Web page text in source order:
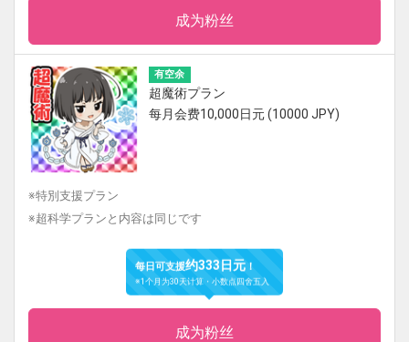
成为粉丝
有空余
超魔術プラン
每月会费10,000日元 (10000 JPY)
※特別支援プラン
※超科学プランと内容は同じです
每日可支援约333日元 ！
※1个月为30天计算・小数点四舍五入
成为粉丝